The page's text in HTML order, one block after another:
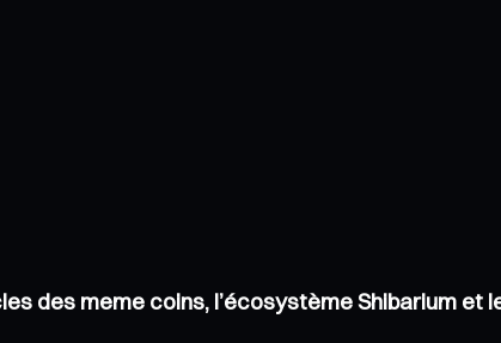
des meme coins, l’écosystème Shibarium et